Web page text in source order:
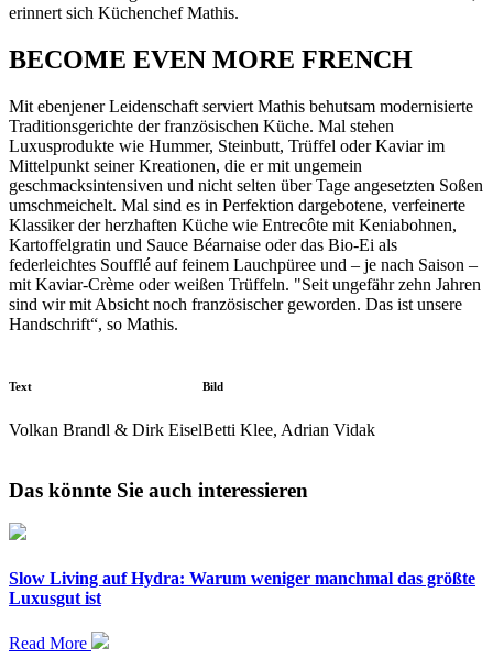
erinnert sich Küchenchef Mathis.
BECOME EVEN MORE FRENCH
Mit ebenjener Leidenschaft serviert Mathis behutsam modernisierte
Traditionsgerichte der französischen Küche. Mal stehen
Luxusprodukte wie Hummer, Steinbutt, Trüffel oder Kaviar im
Mittelpunkt seiner Kreationen, die er mit ungemein
geschmacksintensiven und nicht selten über Tage angesetzten Soßen
umschmeichelt. Mal sind es in Perfektion dargebotene, verfeinerte
Klassiker der herzhaften Küche wie Entrecôte mit Keniabohnen,
Kartoffelgratin und Sauce Béarnaise oder das Bio-Ei als
federleichtes Soufflé auf feinem Lauchpüree und – je nach Saison –
mit Kaviar-Crème oder weißen Trüffeln. "Seit ungefähr zehn Jahren
sind wir mit Absicht noch französischer geworden. Das ist unsere
Handschrift“, so Mathis.
Text
Volkan Brandl & Dirk Eisel
Bild
Betti Klee, Adrian Vidak
Das könnte Sie auch interessieren
Slow Living auf Hydra: Warum weniger manchmal das größte
Luxusgut ist
Read More